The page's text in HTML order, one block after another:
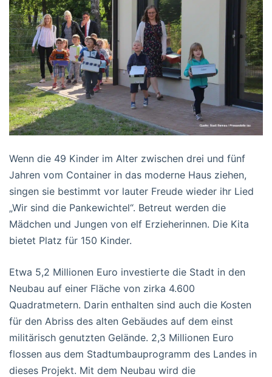
Wenn die 49 Kinder im Alter zwischen drei und fünf
Jahren vom Container in das moderne Haus ziehen,
singen sie bestimmt vor lauter Freude wieder ihr Lied
„Wir sind die Pankewichtel“. Betreut werden die
Mädchen und Jungen von elf Erzieherinnen. Die Kita
bietet Platz für 150 Kinder.
Etwa 5,2 Millionen Euro investierte die Stadt in den
Neubau auf einer Fläche von zirka 4.600
Quadratmetern. Darin enthalten sind auch die Kosten
für den Abriss des alten Gebäudes auf dem einst
militärisch genutzten Gelände. 2,3 Millionen Euro
flossen aus dem Stadtumbauprogramm des Landes in
dieses Projekt. Mit dem Neubau wird die